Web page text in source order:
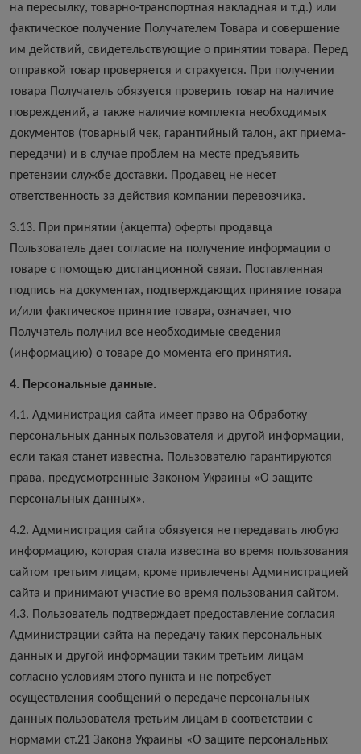
на пересылку, товарно-транспортная накладная и т.д.) или
фактическое получение Получателем Товара и совершение
им действий, свидетельствующие о принятии товара. Перед
отправкой товар проверяется и страхуется. При получении
товара Получатель обязуется проверить товар на наличие
повреждений, а также наличие комплекта необходимых
документов (товарный чек, гарантийный талон, акт приема-
передачи) и в случае проблем на месте предъявить
претензии службе доставки. Продавец не несет
ответственность за действия компании перевозчика.
3.13. При принятии (акцепта) оферты продавца
Пользователь дает согласие на получение информации о
товаре с помощью дистанционной связи. Поставленная
подпись на документах, подтверждающих принятие товара
и/или фактическое принятие товара, означает, что
Получатель получил все необходимые сведения
(информацию) о товаре до момента его принятия.
4. Персональные данные.
4.1. Администрация сайта имеет право на Обработку
персональных данных пользователя и другой информации,
если такая станет известна. Пользователю гарантируются
права, предусмотренные Законом Украины «О защите
персональных данных».
4.2. Администрация сайта обязуется не передавать любую
информацию, которая стала известна во время пользования
сайтом третьим лицам, кроме привлечены Администрацией
сайта и принимают участие во время пользования сайтом.
4.3. Пользователь подтверждает предоставление согласия
Администрации сайта на передачу таких персональных
данных и другой информации таким третьим лицам
согласно условиям этого пункта и не потребует
осуществления сообщений о передаче персональных
данных пользователя третьим лицам в соответствии с
нормами ст.21 Закона Украины «О защите персональных